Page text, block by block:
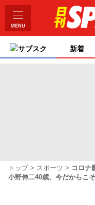
サブスク 新着
トップ スポーツ
コロナ
小野伸二40歳、今だからこ